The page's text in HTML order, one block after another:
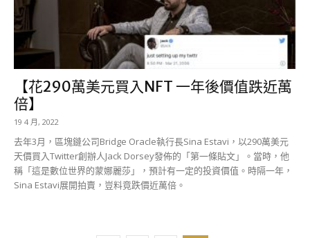
【花290萬美元買入NFT 一年後價值跌近萬
倍】
19 4 月, 2022
去年3月，區塊鏈公司Bridge Oracle執行長Sina Estavi，以290萬美元
天價買入Twitter創辦人Jack Dorsey發佈的「第一條貼文」。當時，他
稱「這是數位世界的蒙娜麗莎」，預計有一定的投資價值。時隔一年，
Sina Estavi展開拍賣，豈料竟跌價近萬倍。